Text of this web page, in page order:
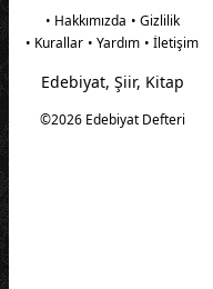
• Hakkımızda • Gizlilik
• Kurallar • Yardım • İletişim
Edebiyat, Şiir, Kitap
©2026 Edebiyat Defteri